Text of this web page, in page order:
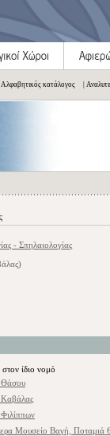
| Αλφαβητικός κατάλογος |
- Σπηλαιολογίας
ίδιο νομό
Θάσου
Καβάλας
Μουσείο Βαγή, Ποταμιά